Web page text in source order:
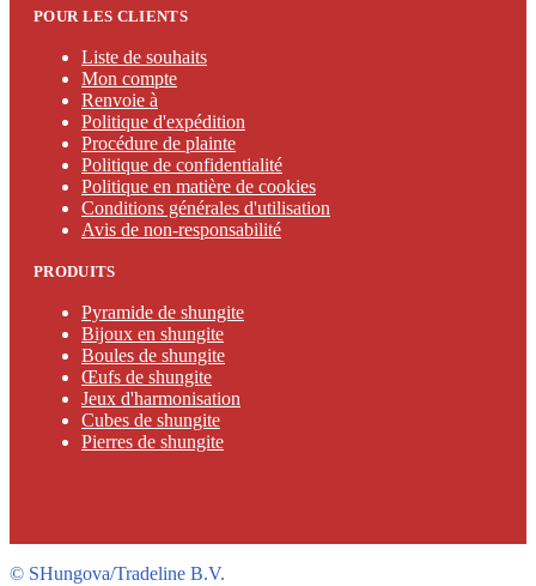
POUR LES CLIENTS
Liste de souhaits
Mon compte
Renvoie à
Politique d'expédition
Procédure de plainte
Politique de confidentialité
Politique en matière de cookies
Conditions générales d'utilisation
Avis de non-responsabilité
PRODUITS
Pyramide de shungite
Bijoux en shungite
Boules de shungite
Œufs de shungite
Jeux d'harmonisation
Cubes de shungite
Pierres de shungite
© SHungova/Tradeline B.V.